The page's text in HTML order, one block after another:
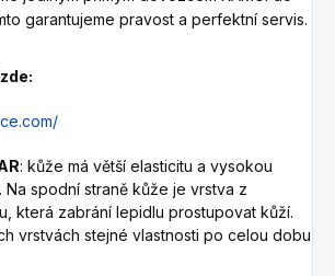
garantujeme pravost a perfektní servis.
: kůže má větší elasticitu a vysokou
spodní straně kůže je vrstva z
která zabrání lepidlu prostupovat kůží.
vrstvách stejné vlastnosti po celou dobu